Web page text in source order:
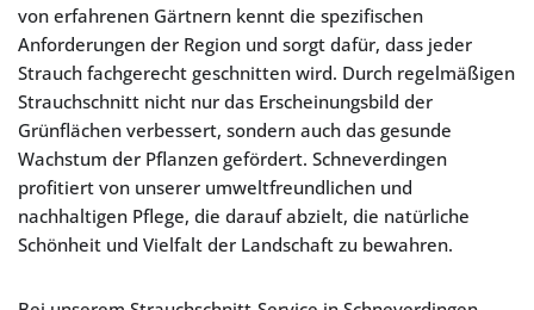
von erfahrenen Gärtnern kennt die spezifischen
Anforderungen der Region und sorgt dafür, dass jeder
Strauch fachgerecht geschnitten wird. Durch regelmäßigen
Strauchschnitt nicht nur das Erscheinungsbild der
Grünflächen verbessert, sondern auch das gesunde
Wachstum der Pflanzen gefördert. Schneverdingen
profitiert von unserer umweltfreundlichen und
nachhaltigen Pflege, die darauf abzielt, die natürliche
Schönheit und Vielfalt der Landschaft zu bewahren.